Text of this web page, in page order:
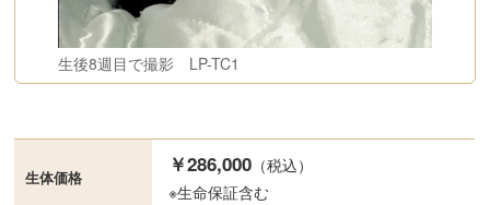
生後8週目で撮影 LP-TC1
生体価格
￥286,000 （税込）
※生命保証含む